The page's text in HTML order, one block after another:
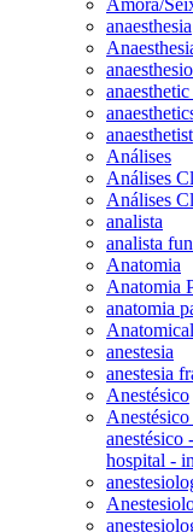
anaesthesia
anaesthetist
Análises
Análises
Análises
analista
analista
Anatomia
Anatomia
anatomia
anestesia
anestesia
Anestésico
anestésico
hospital -